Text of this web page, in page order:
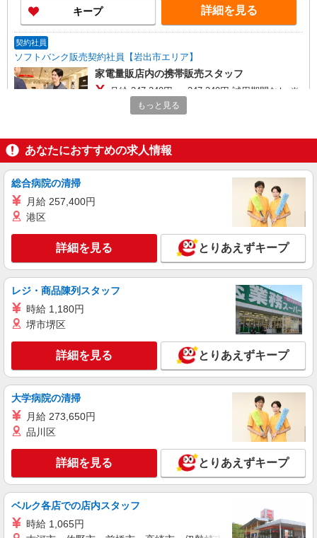
キープ 詳細を見る
契約社員
ソフトバンク販売契約社員【岩出市エリア】
家電量販店内の携帯販売スタッフ
月給 247,340円 〜 247,340円 試用期間なし ※
経験・能力による 【試用期間】時給 0 円 〜 0 円
キープ 詳細を見る
正社員
ソフトバンク岩出バイパス中島店
ソフトバンクショップの携帯販売スタッフ
月給 205,000円 〜 300,000円 試用期間あり 3
ヶ月 ※経験・能力による 【試用期間】月給
205000 円 〜 300000 円
■ソフトバンク岩出バイパス中島店 和歌山県
岩出市 中島 601‐1
詳細を見る
株式会社関西ケーズデンキ【キャリア採用】
総合職 販売スタッフ
【大卒】基本給246,900円〜 【短大・専門卒】
基本給226,800円〜 【高卒】基本給212,600円〜
＊使用期間 3ヵ月（待遇に変更なし） ・各種手
当 役職、通勤、時間外、家族、目標達成、拡売、
資格 など
ケーズデンキ 岩出店 ◆和歌山県岩出市岡田
へ配属される可能性があります。 ＊入社数年後
は、関西2府4県［大阪府・京都府・兵庫県・奈良
県・和歌山県・滋賀県］および福井県での転居を
伴う転勤があります。（引越し代は会社実費負担
※規定あり） ＊社宅制度あり（業務都合による転
勤が発生した場合、ご希望の会社契約物件に入居
できます。）
キープ 詳細を見る
正社員
株式会社関西ケーズデンキ
もっと見る
あなたにおすすめの求人情報
総合病院の清掃
月給 257,400円
港区
詳細を見る とりあえずキープ
レジ・商品陳列スタッフ
時給 1,180円
堺市堺区
詳細を見る とりあえずキープ
大学病院の清掃
月給 273,650円
品川区
詳細を見る とりあえずキープ
ベルク各店での店内スタッフ
時給 1,065円